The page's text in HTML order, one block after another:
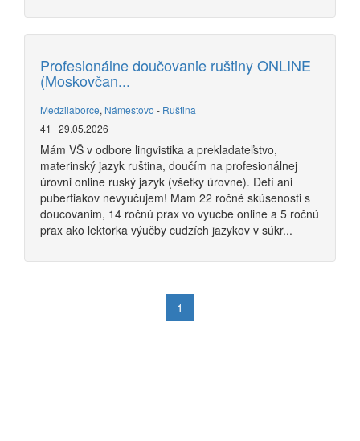
Profesionálne doučovanie ruštiny ONLINE
(Moskovčan...
Medzilaborce, Námestovo - Ruština
41 | 29.05.2026
Mám VŠ v odbore lingvistika a prekladateľstvo,
materinský jazyk ruština, doučím na profesionálnej
úrovni online ruský jazyk (všetky úrovne). Detí ani
pubertiakov nevyučujem! Mam 22 ročné skúsenosti s
doucovanim, 14 ročnú prax vo vyucbe online a 5 ročnú
prax ako lektorka výučby cudzích jazykov v súkr...
1